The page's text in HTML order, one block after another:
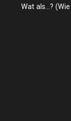
Wat als...?